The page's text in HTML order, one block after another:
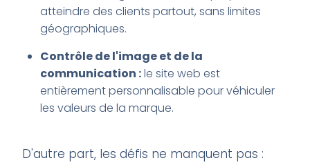
atteindre des clients partout, sans limites
géographiques.
Contrôle de l'image et de la
communication :le site web est
entièrement personnalisable pour véhiculer
les valeurs de la marque.
D'autre part, les défis ne manquent pas :